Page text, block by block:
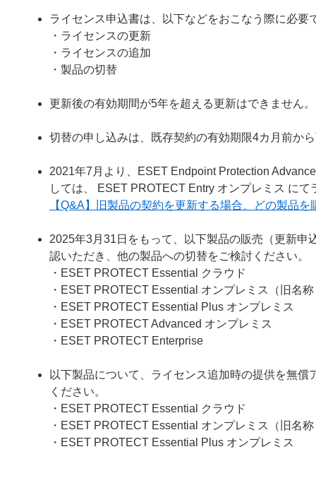
ライセンス申込書は、以下などをおこなう際に必要
・ライセンスの更新
・ライセンスの追加
・製品の切替
更新後の有効期間が5年を超える更新はできません。
切替の申し込みは、既存契約の有効期限4カ月前か
2021年7月より、ESET Endpoint Protection
しては、 ESET PROTECT Entry オンプレミス に
【Q&A】旧製品の契約を更新する場合、どの製品
2025年3月31日をもって、以下製品の販売（更新
認いただき、他の製品への切替をご検討ください。
・ESET PROTECT Essential クラウド
・ESET PROTECT Essential オンプレミス（旧名
・ESET PROTECT Essential Plus オンプレミス
・ESET PROTECT Advanced オンプレミス
・ESET PROTECT Enterprise
以下製品について、ライセンス追加時の提供を無
ください。
・ESET PROTECT Essential クラウド
・ESET PROTECT Essential オンプレミス（旧名
・ESET PROTECT Essential Plus オンプレミス